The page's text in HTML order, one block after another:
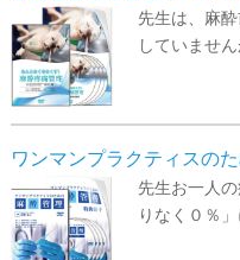
先生は、麻
していませ
ワンマンプラクティスの
先生お一人
りなく０％